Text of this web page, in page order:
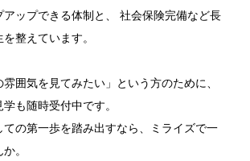
ップできる体制と、
社会保険完備など長
整えています。
雰囲気を見てみたい」という方のために、
も随時受付中です。
ての第一歩を踏み出すなら、ミライズで一
。